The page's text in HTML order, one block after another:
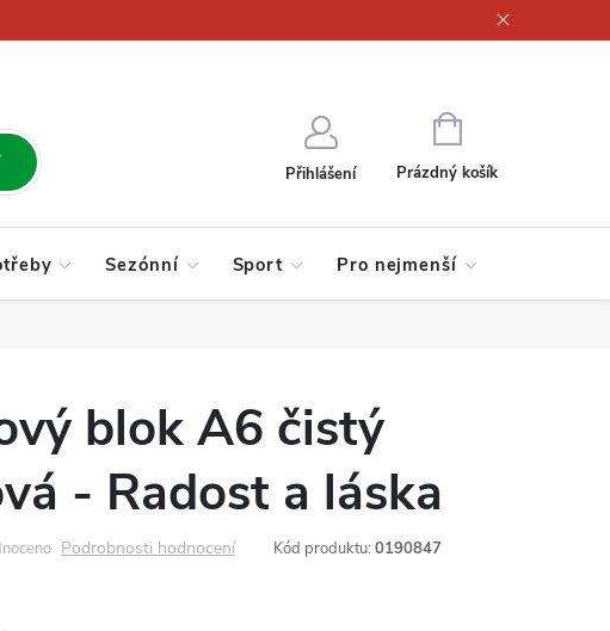
údajů
Přihlášení
NÁKUPNÍ
KOŠÍK
Prázdný košík
Sezónní Sport Pro nejmenší
blok A6 čistý
- Radost a láska
Podrobnosti hodnocení Kód produktu: 0190847